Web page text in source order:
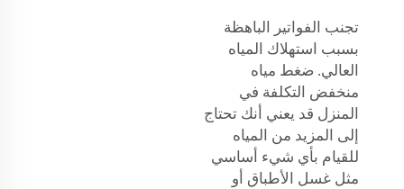
تجنب الفواتير الباهظة
بسبب استهلاك المياه
العالي. ضغط مياه
منخفض التكلفة في
المنزل قد يعني أنك تحتاج
إلى المزيد من المياه
للقيام بأي شيء أساسي
مثل غسل الأطباق أو